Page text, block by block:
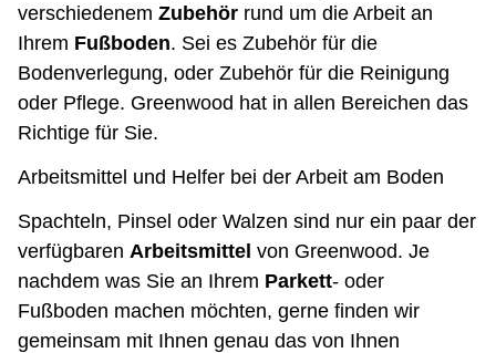
verschiedenem Zubehör rund um die Arbeit an
Ihrem Fußboden. Sei es Zubehör für die
Bodenverlegung, oder Zubehör für die Reinigung
oder Pflege. Greenwood hat in allen Bereichen das
Richtige für Sie.
Arbeitsmittel und Helfer bei der Arbeit am Boden
Spachteln, Pinsel oder Walzen sind nur ein paar der
verfügbaren Arbeitsmittel von Greenwood. Je
nachdem was Sie an Ihrem Parkett- oder
Fußboden machen möchten, gerne finden wir
gemeinsam mit Ihnen genau das von Ihnen